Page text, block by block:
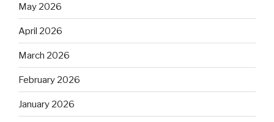
May 2026
April 2026
March 2026
February 2026
January 2026